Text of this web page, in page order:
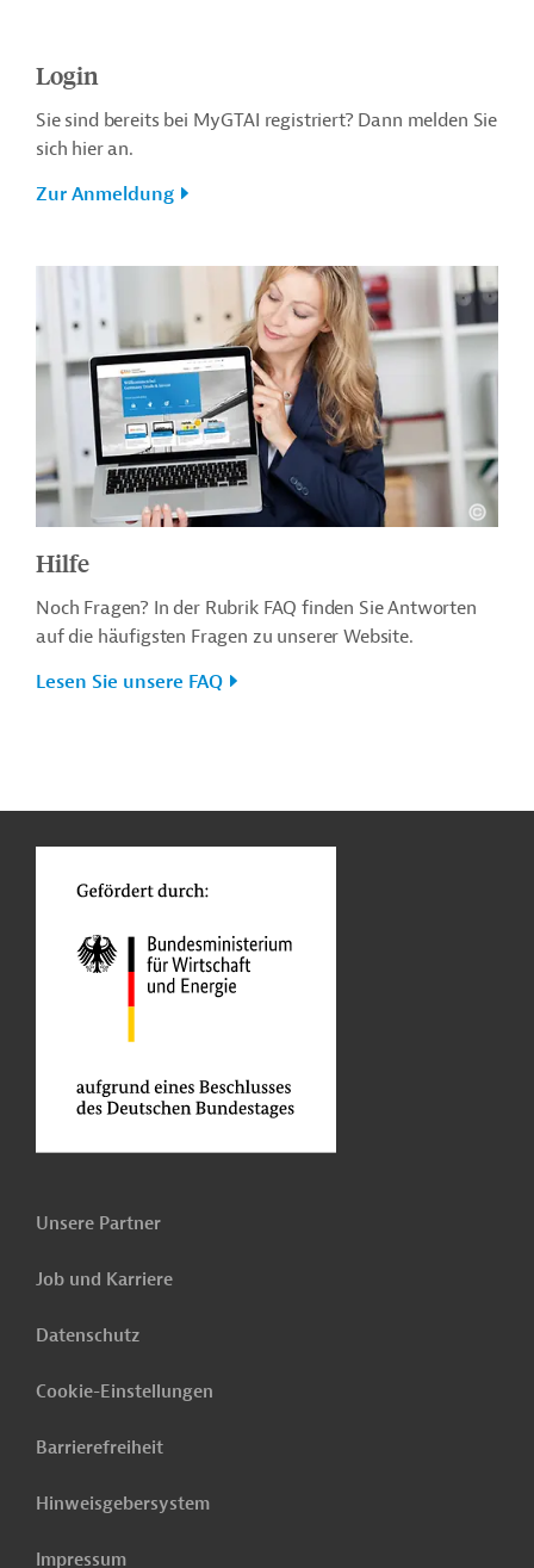
Login
Sie sind bereits bei MyGTAI registriert? Dann melden Sie
sich hier an.
Zur Anmeldung
Hilfe
Noch Fragen? In der Rubrik FAQ finden Sie Antworten
auf die häufigsten Fragen zu unserer Website.
Lesen Sie unsere FAQ
Unsere Partner
Job und Karriere
Datenschutz
Cookie-Einstellungen
Barrierefreiheit
Hinweisgebersystem
Impressum